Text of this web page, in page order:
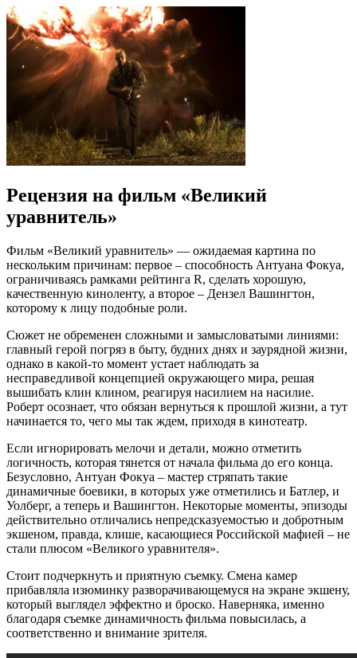
Рецензия на фильм «Великий
уравнитель»
Фильм «Великий уравнитель» — ожидаемая картина по
нескольким причинам: первое – способность Антуана Фокуа,
ограничиваясь рамками рейтинга R, сделать хорошую,
качественную киноленту, а второе – Дензел Вашингтон,
которому к лицу подобные роли.
Сюжет не обременен сложными и замысловатыми линиями:
главный герой погряз в быту, будних днях и заурядной жизни,
однако в какой-то момент устает наблюдать за
несправедливой концепцией окружающего мира, решая
вышибать клин клином, реагируя насилием на насилие.
Роберт осознает, что обязан вернуться к прошлой жизни, а тут
начинается то, чего мы так ждем, приходя в кинотеатр.
Если игнорировать мелочи и детали, можно отметить
логичность, которая тянется от начала фильма до его конца.
Безусловно, Антуан Фокуа – мастер стряпать такие
динамичные боевики, в которых уже отметились и Батлер, и
Уолберг, а теперь и Вашингтон. Некоторые моменты, эпизоды
действительно отличались непредсказуемостью и добротным
экшеном, правда, клише, касающиеся Российской мафией – не
стали плюсом «Великого уравнителя».
Стоит подчеркнуть и приятную съемку. Смена камер
прибавляла изюминку разворачивающемуся на экране экшену,
который выглядел эффектно и броско. Наверняка, именно
благодаря съемке динамичность фильма повысилась, а
соответственно и внимание зрителя.